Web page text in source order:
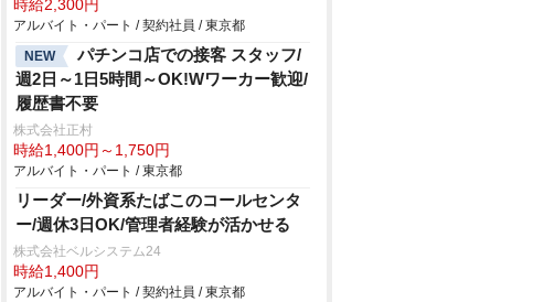
時給2,300円
アルバイト・パート / 契約社員 / 東京都
NEW
パチンコ店での接客 スタッフ/
週2日～1日5時間～OK!Wワーカー歓迎/
履歴書不要
株式会社正村
時給1,400円～1,750円
アルバイト・パート / 東京都
リーダー/外資系たばこのコールセンタ
ー/週休3日OK/管理者経験が活かせる
株式会社ベルシステム24
時給1,400円
アルバイト・パート / 契約社員 / 東京都